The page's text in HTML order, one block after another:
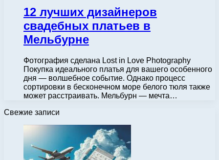
12 лучших дизайнеров
свадебных платьев в
Мельбурне
Фотография сделана Lost in Love Photography
Покупка идеального платья для вашего особенного
дня — волшебное событие. Однако процесс
сортировки в бесконечном море белого тюля также
может расстраивать. Мельбурн — мечта…
Свежие записи